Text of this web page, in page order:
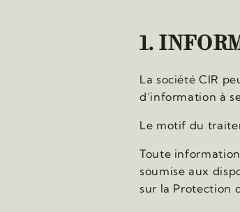
1.
La société CIR
d’information à
Le motif du
Toute
soumise aux
sur la Protection